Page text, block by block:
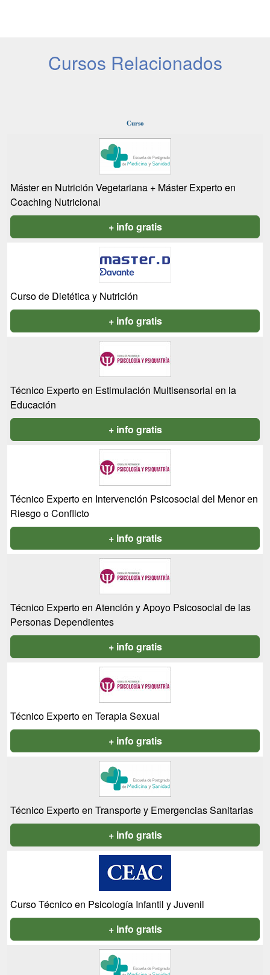
Cursos Relacionados
Curso
Máster en Nutrición Vegetariana + Máster Experto en
Coaching Nutricional
+ info gratis
Curso de Dietética y Nutrición
+ info gratis
Técnico Experto en Estimulación Multisensorial en la
Educación
+ info gratis
Técnico Experto en Intervención Psicosocial del Menor en
Riesgo o Conflicto
+ info gratis
Técnico Experto en Atención y Apoyo Psicosocial de las
Personas Dependientes
+ info gratis
Técnico Experto en Terapia Sexual
+ info gratis
Técnico Experto en Transporte y Emergencias Sanitarias
+ info gratis
Curso Técnico en Psicología Infantil y Juvenil
+ info gratis